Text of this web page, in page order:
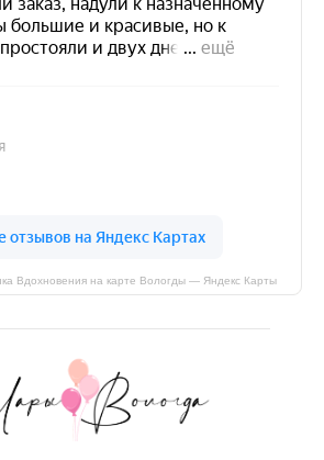
Вдохновения на карте Вологды — Яндекс Карты